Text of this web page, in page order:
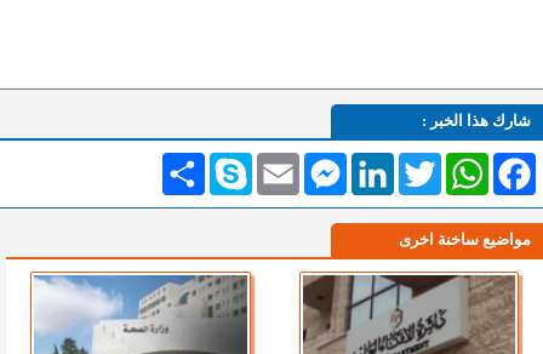
شارك هذا الخبر :
انشر Skype Email
MessengerLinkedInTwitterWhatsAppFacebook
مواضيع ساخنة اخرى